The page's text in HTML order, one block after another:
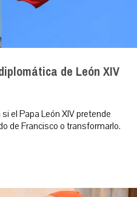
de León XIV
el Papa León XIV pretende
de Francisco o transformarlo.